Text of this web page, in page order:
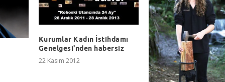
Kurumlar Kadın İstihdamı
Genelgesi'nden habersiz
22 Kasım 2012